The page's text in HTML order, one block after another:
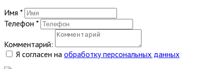
Имя *
Телефон *
Комментарий:
Я согласен на обработку персональных данных